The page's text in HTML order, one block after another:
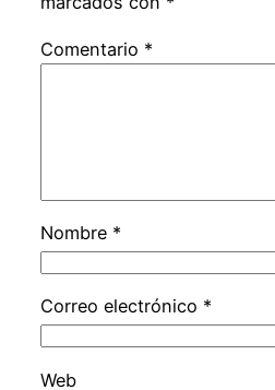
Comentario *
Nombre *
Correo electrónico *
Web